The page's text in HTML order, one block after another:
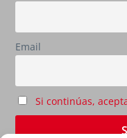
Email
Si continúas,